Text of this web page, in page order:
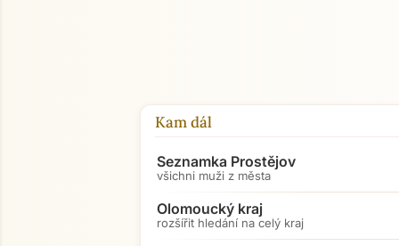
Kam dál
Seznamka Prostějov
všichni muži z města
Olomoucký kraj
rozšířit hledání na celý kraj